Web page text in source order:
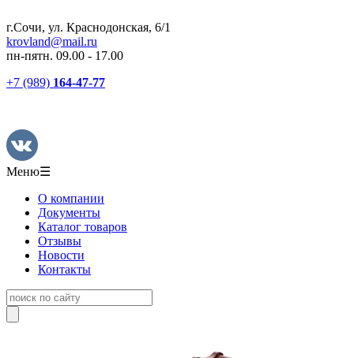
г.Сочи, ул. Краснодонская, 6/1
krovland@mail.ru
пн-пятн. 09.00 - 17.00
+7 (989) 164-47-77
Меню☰
О компании
Документы
Каталог товаров
Отзывы
Новости
Контакты